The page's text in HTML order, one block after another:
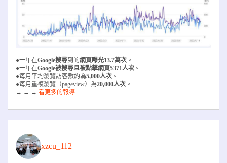
●一年在Google搜尋到的網頁曝光13.7萬次 。
●一年在Google被搜尋且被點擊網頁5371人次 。
●每月平均瀏覽訪客數約為5,000人次 。
●每月重複瀏覽（pageview）為20,000人次 。
→ → → 看更多的報導
xzcu_112